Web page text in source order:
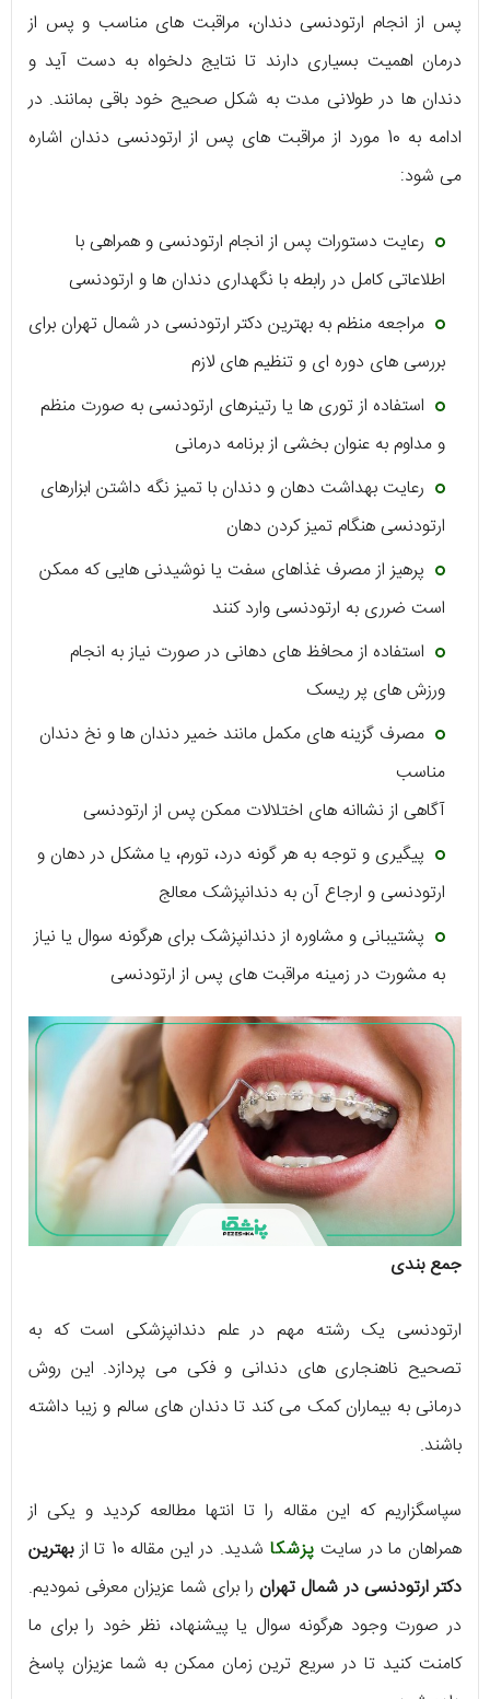
پس از انجام ارتودنسی دندان، مراقبت ‌های مناسب و پس از
درمان اهمیت بسیاری دارند تا نتایج دلخواه به دست آید و
دندان ‌ها در طولانی ‌مدت به شکل صحیح خود باقی بمانند. در
ادامه به 10 مورد از مراقبت ‌های پس از ارتودنسی دندان اشاره
می ‌شود:
رعایت دستورات پس از انجام ارتودنسی و همراهی با
اطلاعاتی کامل در رابطه با نگهداری دندان ‌ها و ارتودنسی
مراجعه منظم به بهترین دکتر ارتودنسی در شمال تهران برای
بررسی‌ های دوره ‌ای و تنظیم ‌های لازم
استفاده از توری‌ ها یا رتینرهای ارتودنسی به صورت منظم
و مداوم به عنوان بخشی از برنامه درمانی
رعایت بهداشت دهان و دندان با تمیز نگه داشتن ابزارهای
ارتودنسی هنگام تمیز کردن دهان
پرهیز از مصرف غذاهای سفت یا نوشیدنی‌ هایی که ممکن
است ضرری به ارتودنسی وارد کنند
استفاده از محافظ ‌های دهانی در صورت نیاز به انجام
ورزش ‌های پر ریسک
مصرف گزینه ‌های مکمل مانند خمیر دندان ‌ها و نخ دندان
مناسب
آگاهی از نشاانه های اختلالات ممکن پس از ارتودنسی
پیگیری و توجه به هر گونه درد، تورم، یا مشکل در دهان و
ارتودنسی و ارجاع آن به دندانپزشک معالج
پشتیبانی و مشاوره از دندانپزشک برای هرگونه سوال یا نیاز
به مشورت در زمینه مراقبت های پس از ارتودنسی
جمع بندی
ارتودنسی یک رشته مهم در علم دندانپزشکی است که به
تصحیح ناهنجاری های دندانی و فکی می‌ ‌پردازد. این روش
درمانی به بیماران کمک می ‌کند تا دندان‌ ‌های سالم و زیبا داشته
باشند.
سپاسگزاریم که این مقاله را تا انتها مطالعه کردید و یکی از
همراهان ما در سایت پزشکا شدید. در این مقاله 10 تا از
بهترین
دکتر ارتودنسی در شمال تهران را برای شما عزیزان معرفی نمودیم.
در صورت وجود هرگونه سوال یا پیشنهاد، نظر خود را برای ما
کامنت کنید تا در سریع ‌ترین زمان ممکن به شما عزیزان پاسخ